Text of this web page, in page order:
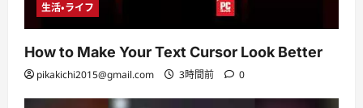
生活・ライフ
How to Make Your Text Cursor Look Better
pikakichi2015@gmail.com 3時間前 0